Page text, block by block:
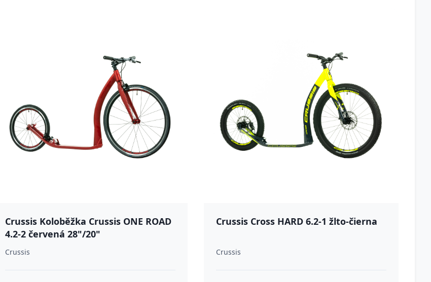
Crussis Koloběžka Crussis ONE ROAD
4.2-2 červená 28"/20"
Crussis
Crussis Cross HARD 6.2-1 žlto-čierna
Crussis